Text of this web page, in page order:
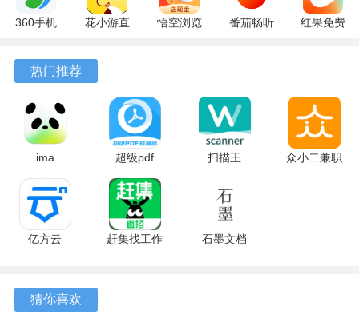
1、群聊管理员可以针对单个成员设置禁言，或限制其在一定
360手机
10.13.27
最新版
花小游直
17.9.56
悟空浏览
番茄畅听
红果免费
热门推荐
ima
2.6.3.0417
官方版
超级pdf
1.7.2 安卓
版
扫描王
方版
众小二兼职
亿方云
赶集找工作
石墨文档
猜你喜欢